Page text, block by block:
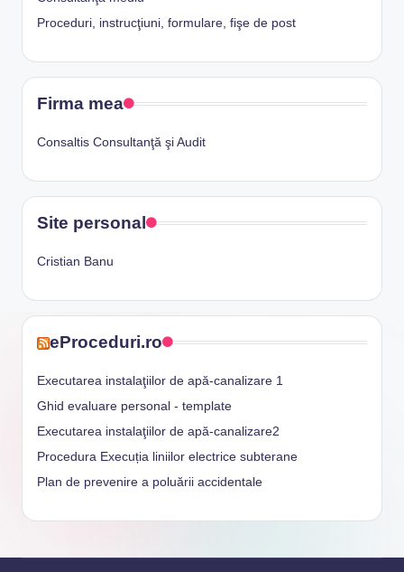
Proceduri, instrucţiuni, formulare, fişe de post
Firma mea
Consaltis Consultanţă şi Audit
Site personal
Cristian Banu
eProceduri.ro
Executarea instalaţiilor de apă-canalizare 1
Ghid evaluare personal - template
Executarea instalaţiilor de apă-canalizare2
Procedura Execuția liniilor electrice subterane
Plan de prevenire a poluării accidentale